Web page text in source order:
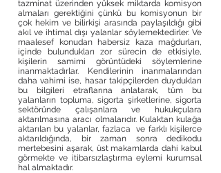
tazminat üzerinden yüksek miktarda komisyon
almaları gerektiğini çünkü bu komisyonun bir
çok hekim ve bilirkişi arasında paylaşıldığı gibi
akıl ve ihtimal dışı yalanlar söylemektedirler. Ve
maalesef konudan habersiz kaza mağdurları,
içinde bulundukları zor sürecin de etkisiyle,
kişilerin samimi görüntüdeki söylemlerine
inanmaktadırlar. Kendilerinin inanmalarından
daha vahimi ise, hasar takipçilerden duydukları
bu bilgileri etraflarına anlatarak, tüm bu
yalanların topluma, sigorta şirketlerine, sigorta
sektöründe çalışanlara ve hukukçulara
aktarılmasına aracı olmalarıdır. Kulaktan kulağa
aktarılan bu yalanlar, fazlaca ve farklı kişilerce
aktarıldığında, bir zaman sonra dedikodu
mertebesini aşarak, üst makamlarda dahi kabul
görmekte ve itibarsızlaştırma eylemi kurumsal
hal almaktadır.